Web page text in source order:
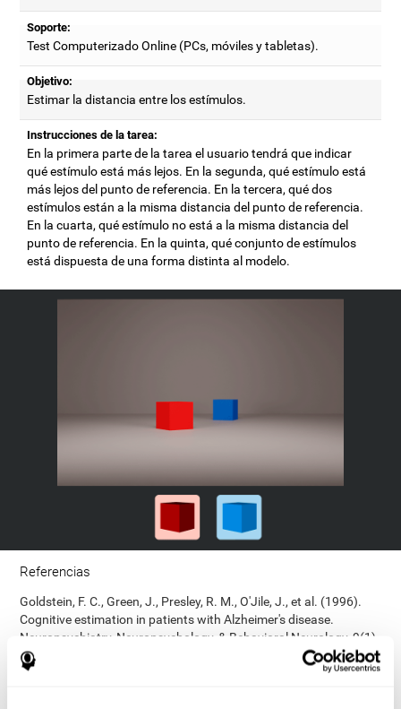
Soporte:
Test Computerizado Online (PCs, móviles y tabletas).
Objetivo:
Estimar la distancia entre los estímulos.
Instrucciones de la tarea:
En la primera parte de la tarea el usuario tendrá que indicar
qué estímulo está más lejos. En la segunda, qué estímulo está
más lejos del punto de referencia. En la tercera, qué dos
estímulos están a la misma distancia del punto de referencia.
En la cuarta, qué estímulo no está a la misma distancia del
punto de referencia. En la quinta, qué conjunto de estímulos
está dispuesta de una forma distinta al modelo.
Referencias
Goldstein, F. C., Green, J., Presley, R. M., O'Jile, J., et al. (1996).
Cognitive estimation in patients with Alzheimer's disease.
Neuropsychiatry, Neuropsychology, & Behavioral Neurology, 9(1),
35–42.